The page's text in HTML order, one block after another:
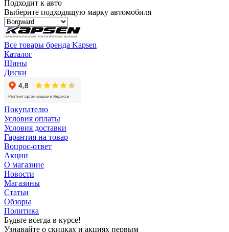
Подходит к авто
Выберите подходящую марку автомобиля
Все товары бренда Kapsen
Каталог
Шины
Диски
Покупателю
Условия оплаты
Условия доставки
Гарантия на товар
Вопрос-ответ
Акции
О магазине
Новости
Магазины
Статьи
Обзоры
Политика
Будьте всегда в курсе!
Узнавайте о скидках и акциях первым